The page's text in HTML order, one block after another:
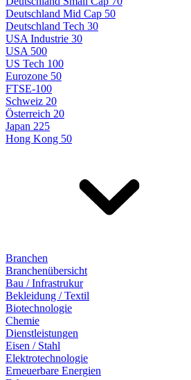
Deutschland Mid Cap 50
Deutschland Tech 30
USA Industrie 30
USA 500
US Tech 100
Eurozone 50
FTSE-100
Schweiz 20
Österreich 20
Japan 225
Hong Kong 50
Branchen
Branchenübersicht
Bau / Infrastrukur
Bekleidung / Textil
Biotechnologie
Chemie
Dienstleistungen
Eisen / Stahl
Elektrotechnologie
Erneuerbare Energien